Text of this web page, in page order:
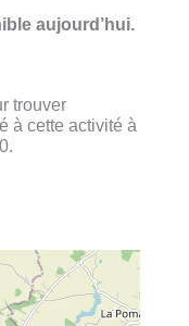
aujourd’hui.
trouver
à cette activité à